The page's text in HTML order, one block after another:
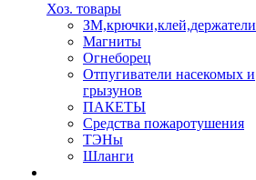
Хоз. товары
ЗМ,крючки,клей,держатели
Магниты
Огнеборец
Отпугиватели насекомых и
грызунов
ПАКЕТЫ
Средства пожаротушения
ТЭНы
Шланги